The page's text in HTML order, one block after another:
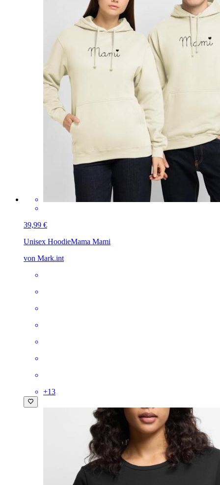
39,99 €
Unisex HoodieMama Mami
von Mark.int
+13